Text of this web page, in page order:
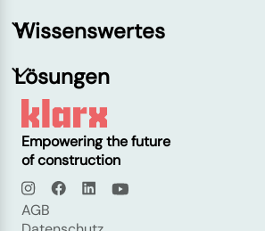
Wissenswertes
Lösungen
Empowering the future
of construction
AGB